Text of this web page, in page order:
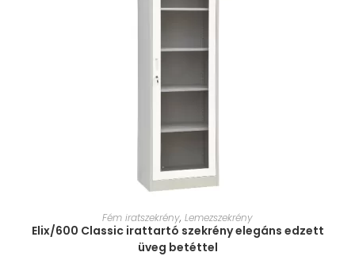
MÉRET VÁLASZTÁSA
Fém iratszekrény, Lemezszekrény
Elix/600 Classic irattartó szekrény elegáns edzett
üveg betéttel